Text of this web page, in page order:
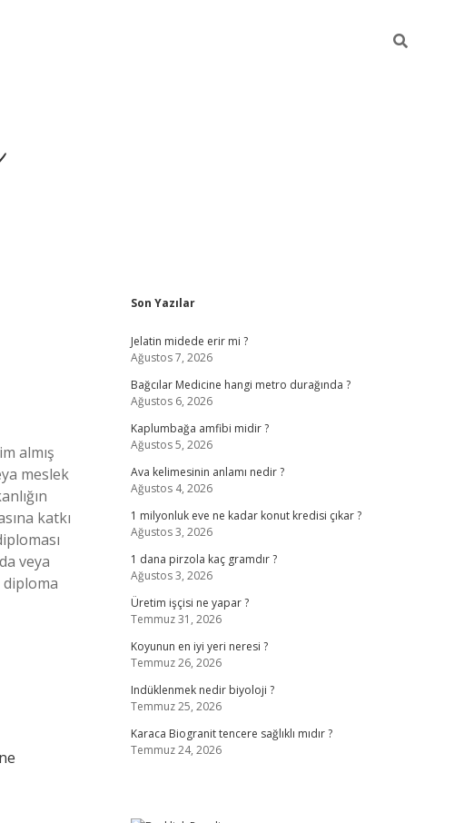
almış
meslek
katkı
veya
diploma
Sidebar
Son Yazılar
Jelatin midede erir mi ?
Ağustos 7, 2026
Bağcılar Medicine hangi metro durağında ?
Ağustos 6, 2026
Kaplumbağa amfibi midir ?
Ağustos 5, 2026
Ava kelimesinin anlamı nedir ?
Ağustos 4, 2026
1 milyonluk eve ne kadar konut kredisi çıkar ?
Ağustos 3, 2026
1 dana pirzola kaç gramdır ?
Ağustos 3, 2026
Üretim işçisi ne yapar ?
Temmuz 31, 2026
Koyunun en iyi yeri neresi ?
Temmuz 26, 2026
Indüklenmek nedir biyoloji ?
Temmuz 25, 2026
Karaca Biogranit tencere sağlıklı mıdır ?
Temmuz 24, 2026